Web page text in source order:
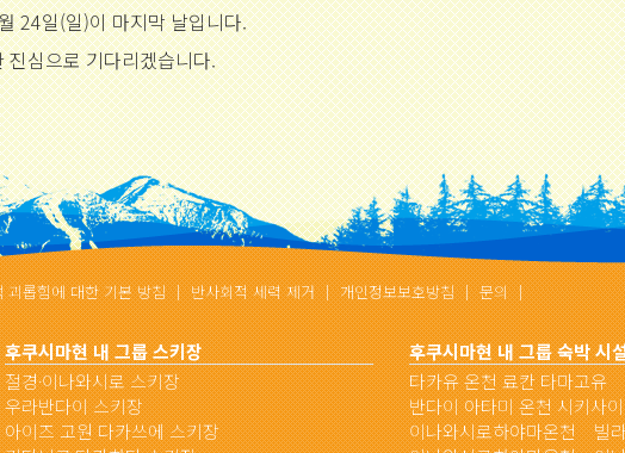
24일(일)이 마지막 날입니다.
진심으로 기다리겠습니다.
괴롭힘에 대한 기본 방침｜반사회적 세력 제거｜개인정보보호방침｜문의｜
후쿠시마현 내 그룹 스키장
절경·이나와시로 스키장
우라반다이 스키장
아이즈 고원 다카쓰에 스키장
후쿠시마현 내 그룹 숙박 시
타카유 온천 료칸 타마고유
반다이 아타미 온천 시키사
이나와시로하야마온천 빌